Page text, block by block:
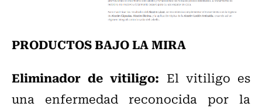
PRODUCTOS BAJO LA MIRA
Eliminador de vitiligo: El vitiligo es
una enfermedad reconocida por la